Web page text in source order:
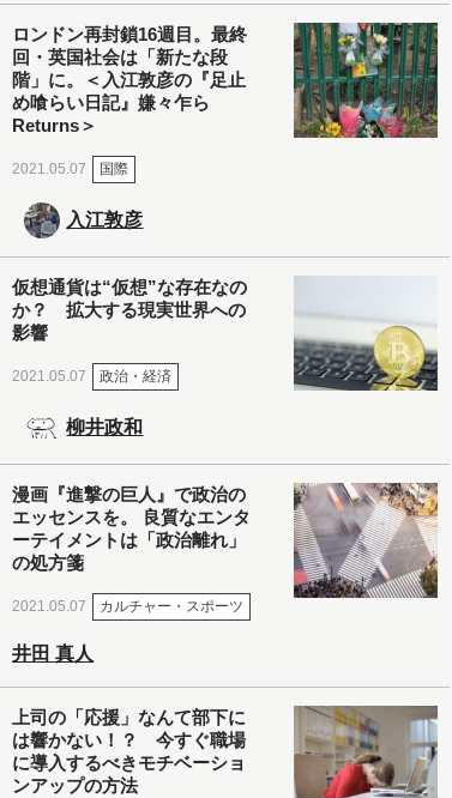
ロンドン再封鎖16週目。最終
回・英国社会は「新たな段
階」に。＜入江敦彦の『足止
め喰らい日記』嫌々乍ら
Returns＞
2021.05.07 国際
入江敦彦
仮想通貨は“仮想”な存在なの
か？ 拡大する現実世界への
影響
2021.05.07 政治・経済
柳井政和
漫画『進撃の巨人』で政治の
エッセンスを。 良質なエンタ
ーテイメントは「政治離れ」
の処方箋
2021.05.07 カルチャー・スポーツ
井田 真人
上司の「応援」なんて部下に
は響かない！？ 今すぐ職場
に導入するべきモチベーショ
ンアップの方法